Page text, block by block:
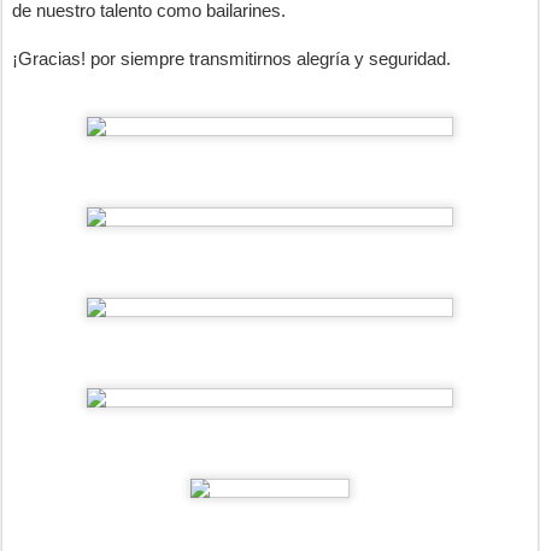
de nuestro talento como bailarines.
¡Gracias! por siempre transmitirnos alegría y seguridad.